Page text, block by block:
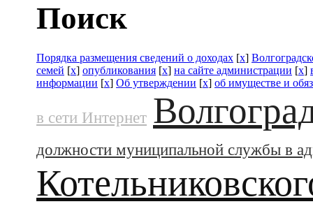
Поиск
Порядка размещения сведений о доходах [x]
семей [x] опубликования [x] на сайте администрации [x]
информации [x] Об утверждении [x] об имуществе и
в сети Интернет
должности муниципальной службы в